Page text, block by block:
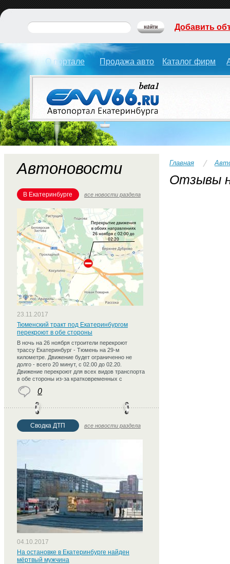
О портале Продажа авто Каталог фирм
Добавить
Главная
Отзывы
Автоновости
В Екатеринбурге все новости раздела
23.11.2017
Тюменский тракт под Екатеринбургом
перекроют в обе стороны
В ночь на 26 ноября строители перекроют
трассу Екатеринбург - Тюмень на 29-м
километре. Движение будет ограниченно не
долго - всего 20 минут, с 02.00 до 02.20.
Движение перекроют для всех видов транспорта
в обе стороны из-за кратковременных с
0
Сводка ДТП все новости раздела
04.10.2017
На остановке в Екатеринбурге найден
мёртвый мужчина